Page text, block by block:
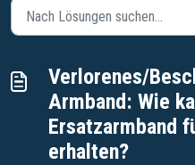
Verlorenes/
Armband: Wie
Ersatzarmband
erhalten?